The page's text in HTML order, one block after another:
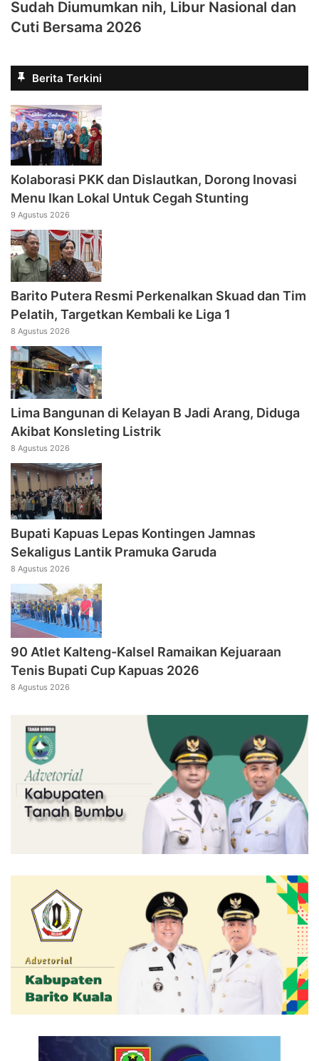
Sudah Diumumkan nih, Libur Nasional dan
Cuti Bersama 2026
Berita Terkini
Kolaborasi PKK dan Dislautkan, Dorong Inovasi
Menu Ikan Lokal Untuk Cegah Stunting
9 Agustus 2026
Barito Putera Resmi Perkenalkan Skuad dan Tim
Pelatih, Targetkan Kembali ke Liga 1
8 Agustus 2026
Lima Bangunan di Kelayan B Jadi Arang, Diduga
Akibat Konsleting Listrik
8 Agustus 2026
Bupati Kapuas Lepas Kontingen Jamnas
Sekaligus Lantik Pramuka Garuda
8 Agustus 2026
90 Atlet Kalteng-Kalsel Ramaikan Kejuaraan
Tenis Bupati Cup Kapuas 2026
8 Agustus 2026